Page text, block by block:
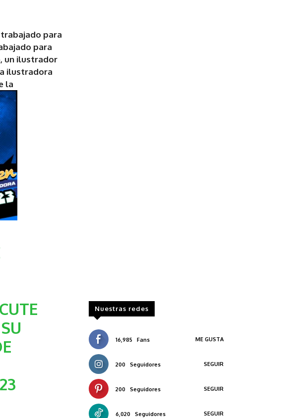
para
para
un ilustrador
ilustradora
la
Nuestras redes
16,985 Fans ME GUSTA
200 Seguidores SEGUIR
200 Seguidores SEGUIR
6,020 Seguidores SEGUIR